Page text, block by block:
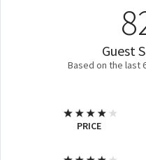
Guest
Based on the last
PRICE